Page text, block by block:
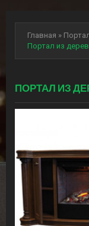
Главная »
Портал из
ПОРТАЛ ИЗ